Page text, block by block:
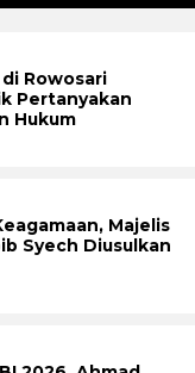
Rowosari
Pertanyakan
Hukum
Majelis
Syech Diusulkan